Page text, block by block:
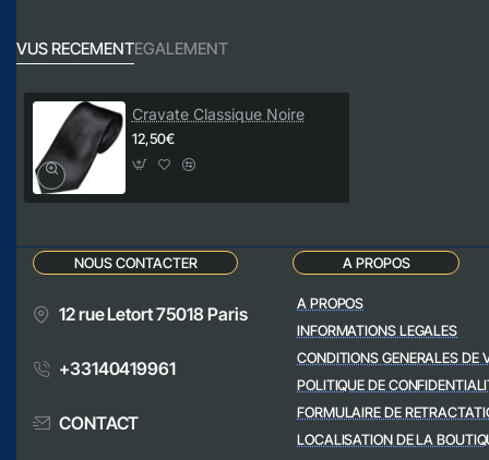
VUS RECEMENTEGALEMENT
Cravate Classique Noire
12,50€
NOUS CONTACTER
12 rue Letort 75018 Paris
+33140419961
CONTACT
A PROPOS
A PROPOS
INFORMATIONS LEGALES
CONDITIONS GENERALES DE
POLITIQUE DE
FORMULAIRE DE
LOCALISATION DE LA